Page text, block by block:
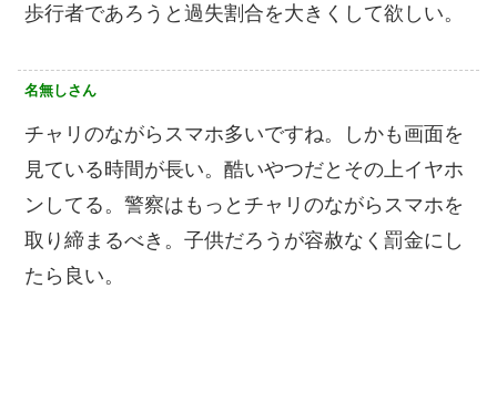
歩行者であろうと過失割合を大きくして欲しい。
名無しさん
チャリのながらスマホ多いですね。しかも画面を
見ている時間が長い。酷いやつだとその上イヤホ
ンしてる。警察はもっとチャリのながらスマホを
取り締まるべき。子供だろうが容赦なく罰金にし
たら良い。